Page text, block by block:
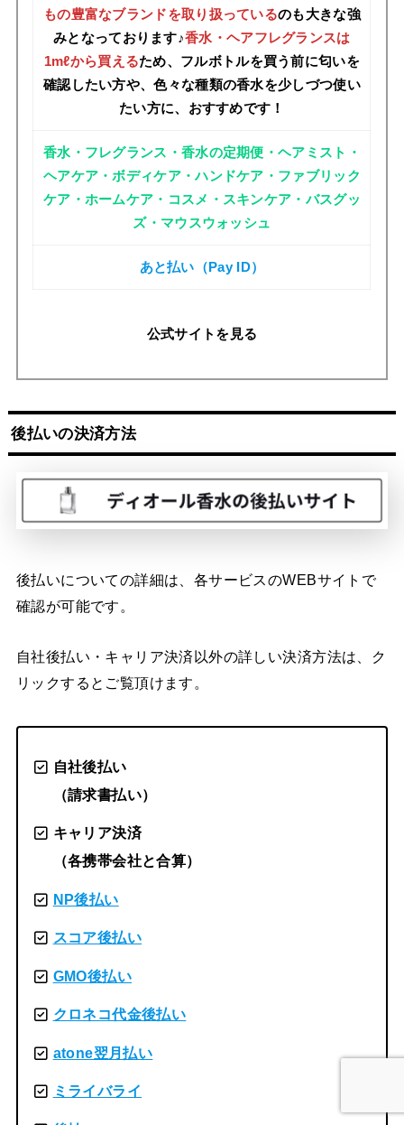
もの豊富なブランドを取り扱っているのも大きな強
みとなっております♪香水・ヘアフレグランスは
1mℓから買えるため、フルボトルを買う前に匂いを
確認したい方や、色々な種類の香水を少しづつ使い
たい方に、おすすめです！
香水・フレグランス・香水の定期便・ヘアミスト・
ヘアケア・ボディケア・ハンドケア・ファブリック
ケア・ホームケア・コスメ・スキンケア・バスグッ
ズ・マウスウォッシュ
あと払い（Pay ID）
公式サイトを見る
後払いの決済方法
後払いについての詳細は、各サービスのWEBサイトで
確認が可能です。
自社後払い・キャリア決済以外の詳しい決済方法は、ク
リックするとご覧頂けます。
自社後払い
（請求書払い）
キャリア決済
（各携帯会社と合算）
NP後払い
スコア後払い
GMO後払い
クロネコ代金後払い
atone翌月払い
ミライバライ